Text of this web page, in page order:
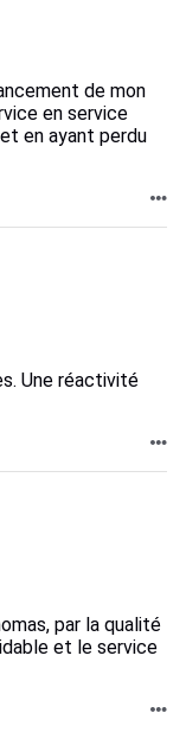
de mon
en service
en ayant perdu
Une réactivité
par la qualité
et le service